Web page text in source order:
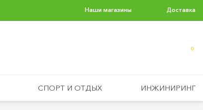
Наши магазины Доставка
0
СПОРТ И ОТДЫХ ИНЖИНИРИНГ